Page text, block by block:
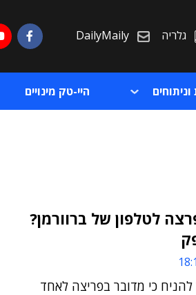
גלריה DailyMaily
היי-טק מינויים
לטלפון של ברוורמן?
כי מדובר בפריצה לאחד